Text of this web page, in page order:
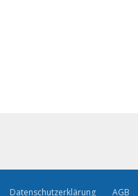
Datenschutzerklärung AGB